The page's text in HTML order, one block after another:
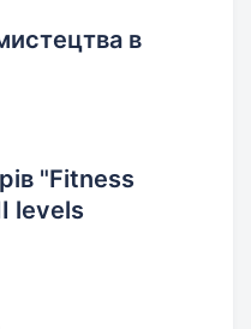
в
"Fitness
levels